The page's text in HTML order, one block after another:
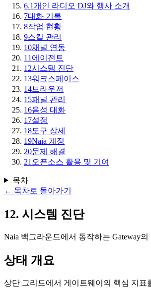
6.1개인 라디오 DJ와 행사 소개
7대화 기록
8작업 현황
9스킬 관리
10채널 연동
11 에이전트
12시스템 진단
13워크스페이스
14브라우저
15패널 관리
16음성 대화
17설정
18도구 상세
19Naia 계정
20문제 해결
21 오픈소스 활용 및 기여
목차
← 목차로 돌아가기
12. 시스템 진단
Naia 백그라운드에서 동작하는 Gateway
상태 개요
상단 그리드에서 게이트웨이의 핵심 지표